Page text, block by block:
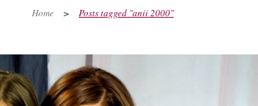
Home > Posts tagged "anii 2000"